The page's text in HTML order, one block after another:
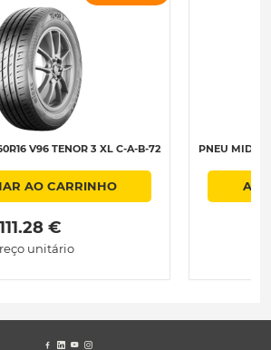
V96 TENOR 3 XL C-A-B-72
AO CARRINHO
111.28 €
unitário
PNEU MIDAS